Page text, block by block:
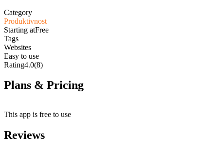
Category
Produktivnost
Starting atFree
Tags
Websites
Easy to use
Rating4.0(8)
Plans & Pricing
This app is free to use
Reviews